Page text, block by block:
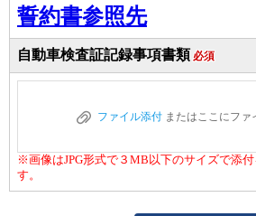
誓約書参照先
自動車検査証記録事項書類 必須
ファイル添付 またはここにファ
※画像はJPG形式で３MB以下のサイズで添
す。